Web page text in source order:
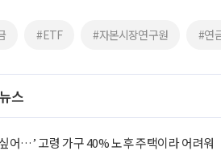
#ETF #자본시장연구원 #연
스
어…’ 고령 가구 40% 노후 주택이라 어려워